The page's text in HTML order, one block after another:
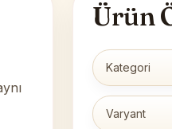
Ürün
Kategori
Varyant